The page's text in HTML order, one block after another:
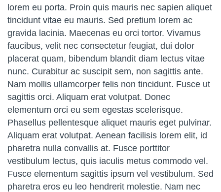
lorem eu porta. Proin quis mauris nec sapien aliquet
tincidunt vitae eu mauris. Sed pretium lorem ac
gravida lacinia. Maecenas eu orci tortor. Vivamus
faucibus, velit nec consectetur feugiat, dui dolor
placerat quam, bibendum blandit diam lectus vitae
nunc. Curabitur ac suscipit sem, non sagittis ante.
Nam mollis ullamcorper felis non tincidunt. Fusce ut
sagittis orci. Aliquam erat volutpat. Donec
elementum orci eu sem egestas scelerisque.
Phasellus pellentesque aliquet mauris eget pulvinar.
Aliquam erat volutpat. Aenean facilisis lorem elit, id
pharetra nulla convallis at. Fusce porttitor
vestibulum lectus, quis iaculis metus commodo vel.
Fusce elementum sagittis ipsum vel vestibulum. Sed
pharetra eros eu leo hendrerit molestie. Nam nec